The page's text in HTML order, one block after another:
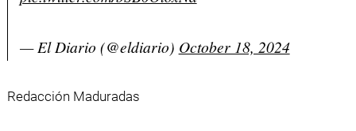
— El Diario (@eldiario) October 18, 2024
Redacción Maduradas